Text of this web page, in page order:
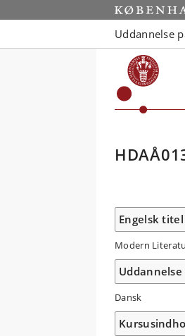
Uddannelse
Engelsk titel
Modern
Uddannelse
Dansk